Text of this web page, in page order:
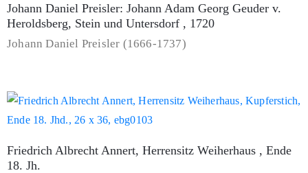
Johann Daniel Preisler: Johann Adam Georg Geuder v.
Heroldsberg, Stein und Untersdorf , 1720
Johann Daniel Preisler (1666-1737)
Friedrich Albrecht Annert, Herrensitz Weiherhaus , Ende
18. Jh.